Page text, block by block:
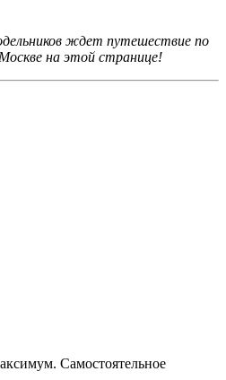
ждет путешествие по
на этой странице!
Самостоятельное